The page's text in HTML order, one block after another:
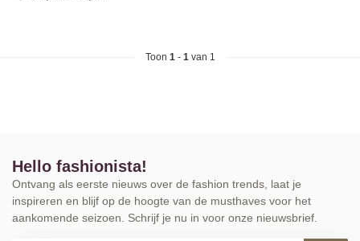
Toon 1- 1van 1
Hello fashionista!
Ontvang als eerste nieuws over de fashion trends, laat je
inspireren en blijf op de hoogte van de musthaves voor het
aankomende seizoen. Schrijf je nu in voor onze nieuwsbrief.